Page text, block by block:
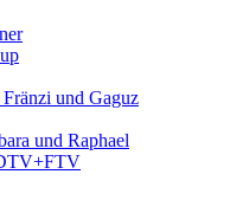
und Gaguz
und Raphael